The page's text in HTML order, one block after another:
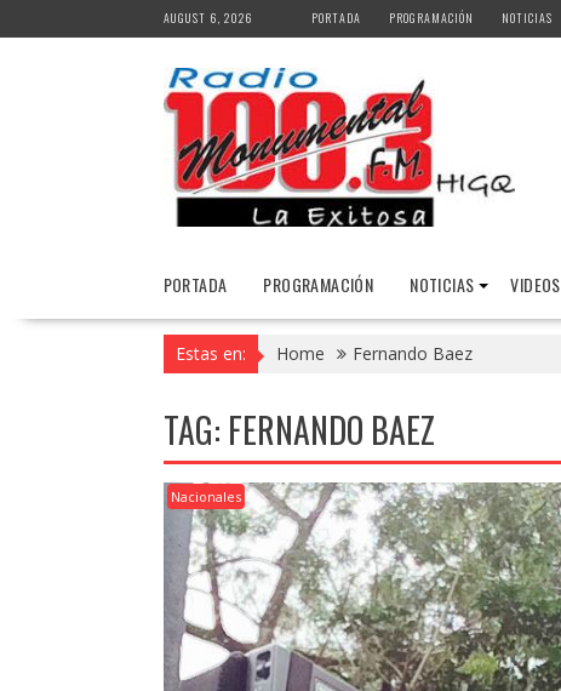
to
AUGUST 6, 2026 PORTADA PROGRAMACIÓN NOTICIAS
PORTADA PROGRAMACIÓN NOTICIAS VIDEOS
Estas en: Home Fernando Baez
TAG: FERNANDO BAEZ
Nacionales